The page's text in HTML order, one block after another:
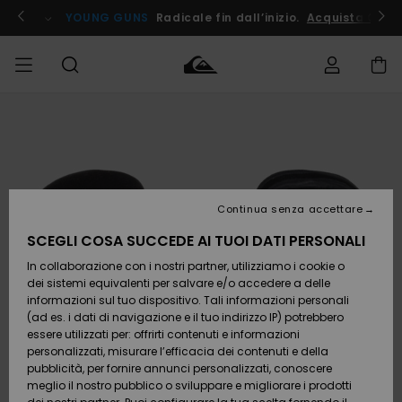
informazioni
prodotto
! YOUNG GUNS Radicale fin dall’inizio. Acquista Ora
Accessori
Calzature
e
infradito
Surf /
Acqua
BAMBINO
Accessori
Calzature
e
infradito
Surf /
Acqua
Nuovi
Da
Scoprire
Snow
SURF
Highlights
Comunità
SNOW
Shop
Snow
Shop
Donna
OUTLET
Outlet
Donna
Spedizione
Pagamento
Buono regalo
Quiksilver
Freedom
SCEGLI COSA SUCCEDE AI TUOI DATI PERSONALI
In collaborazione con i nostri partner, utilizziamo i cookie o
dei sistemi equivalenti per salvare e/o accedere a delle
informazioni sul tuo dispositivo. Tali informazioni personali
(ad es. i dati di navigazione e il tuo indirizzo IP) potrebbero
essere utilizzati per: offrirti contenuti e informazioni
personalizzati, misurare l’efficacia dei contenuti e della
pubblicità, per fornire annunci personalizzati, conoscere
meglio il nostro pubblico o sviluppare e migliorare i prodotti
Continua senza accettare